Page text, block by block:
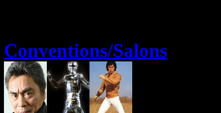
Conventions/Salons